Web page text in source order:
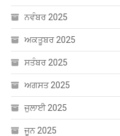
ਨਵੰਬਰ 2025
ਅਕਤੂਬਰ 2025
ਸਤੰਬਰ 2025
ਅਗਸਤ 2025
ਜੁਲਾਈ 2025
ਜੂਨ 2025